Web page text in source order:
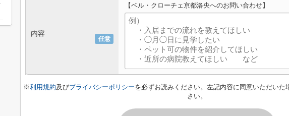
任意
内容
【ベル・クローチェ京都洛央へのお問い合わせ】
※利用規約及びプライバシーポリシーを必ずお読みください。左記内容に同意いただいた
さい。